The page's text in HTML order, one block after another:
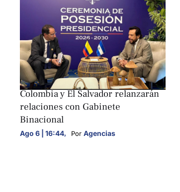
NACIONALES
Colombia y El Salvador relanzarán
relaciones con Gabinete
Binacional
Ago 6 | 16:44, Por Agencias